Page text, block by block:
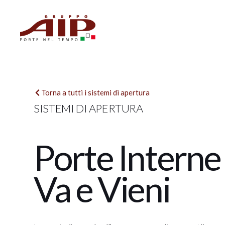
contenuto
Torna a tutti i sistemi di apertura
SISTEMI DI APERTURA
Porte Interne
Va e Vieni